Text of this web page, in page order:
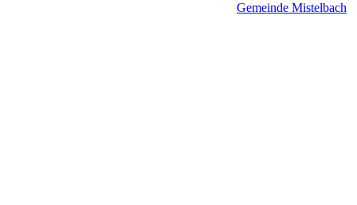
Gemeinde Mistelbach